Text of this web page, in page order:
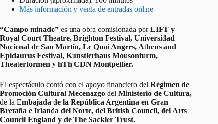
Más información y venta de entradas online
“Campo minado” es una obra comisionada porLIFT y
Royal Court Theatre, Brighton Festival, Universidad
Nacional de San Martín, Le Quai Angers, Athens and
Epidaurus Festival, Kunstlerhaus Mousonturm,
Theaterformen y hTh CDN Montpellier.
El espectáculo contó con el apoyo financiero del Régimen de
Promoción Cultural Mecenazgo del Ministerio de Cultura,
de la Embajada de la República Argentina en Gran
Bretaña e Irlanda del Norte, del British Council, del Arts
Council England y de The Sackler Trust.